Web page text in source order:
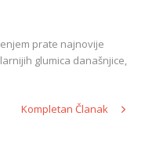
prate najnovije
glumica današnjice,
Kompletan Članak